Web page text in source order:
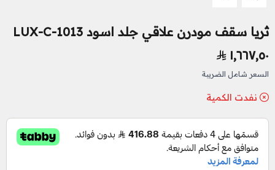
ثريا سقف مودرن علاقي جلد اسود LUX-C-1013
١٬٦٦٧٫٥٠
السعر شامل الضريبة
نفدت الكمية